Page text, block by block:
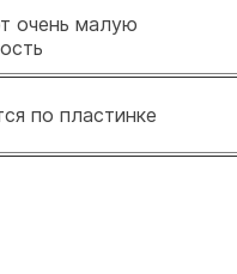
очень малую
по пластинке